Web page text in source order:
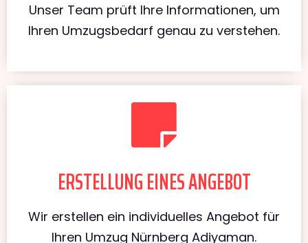
Unser Team prüft Ihre Informationen, um
Ihren Umzugsbedarf genau zu verstehen.
ERSTELLUNG EINES ANGEBOT
Wir erstellen ein individuelles Angebot für
Ihren Umzug Nürnberg Adiyaman.